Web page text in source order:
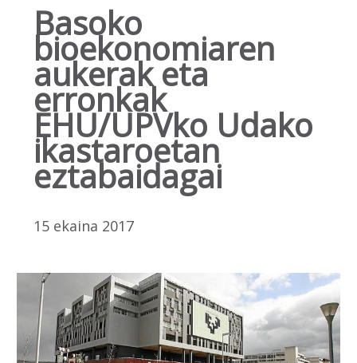
Basoko
bioekonomiaren
aukerak eta
erronkak
EHU/UPVko Udako
ikastaroetan
eztabaidagai
15 ekaina 2017